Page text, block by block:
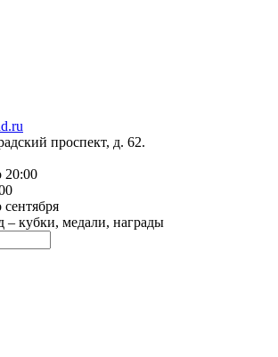
проспект, д. 62.
20:00
кубки, медали, награды